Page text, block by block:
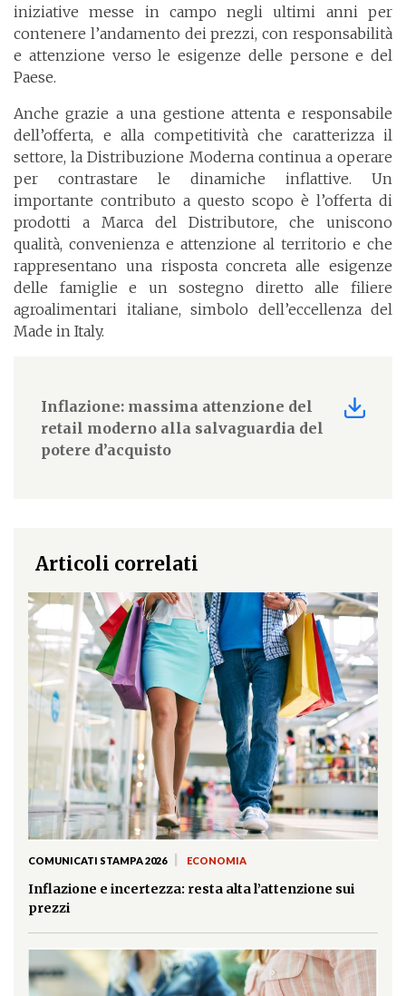
iniziative messe in campo negli ultimi anni per
contenere l’andamento dei prezzi, con responsabilità
e attenzione verso le esigenze delle persone e del
Paese.
Anche grazie a una gestione attenta e responsabile
dell’offerta, e alla competitività che caratterizza il
settore, la Distribuzione Moderna continua a operare
per contrastare le dinamiche inflattive. Un
importante contributo a questo scopo è l’offerta di
prodotti a Marca del Distributore, che uniscono
qualità, convenienza e attenzione al territorio e che
rappresentano una risposta concreta alle esigenze
delle famiglie e un sostegno diretto alle filiere
agroalimentari italiane, simbolo dell’eccellenza del
Made in Italy.
Inflazione: massima attenzione del
retail moderno alla salvaguardia del
potere d’acquisto
Articoli correlati
COMUNICATI STAMPA 2026 ECONOMIA
Inflazione e incertezza: resta alta l’attenzione sui
prezzi